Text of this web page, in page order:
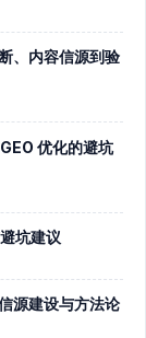
、内容信源到验
优化的避坑
坑建议
源建设与方法论